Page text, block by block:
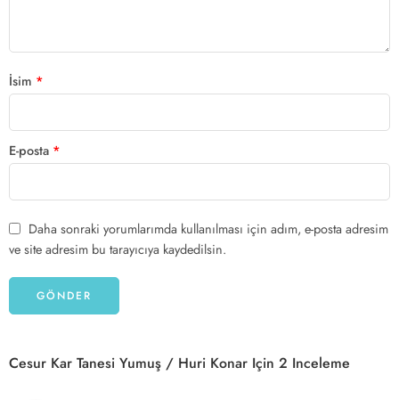
İsim *
E-posta *
Daha sonraki yorumlarımda kullanılması için adım, e-posta adresim
ve site adresim bu tarayıcıya kaydedilsin.
Cesur Kar Tanesi Yumuş / Huri Konar Için 2 Inceleme